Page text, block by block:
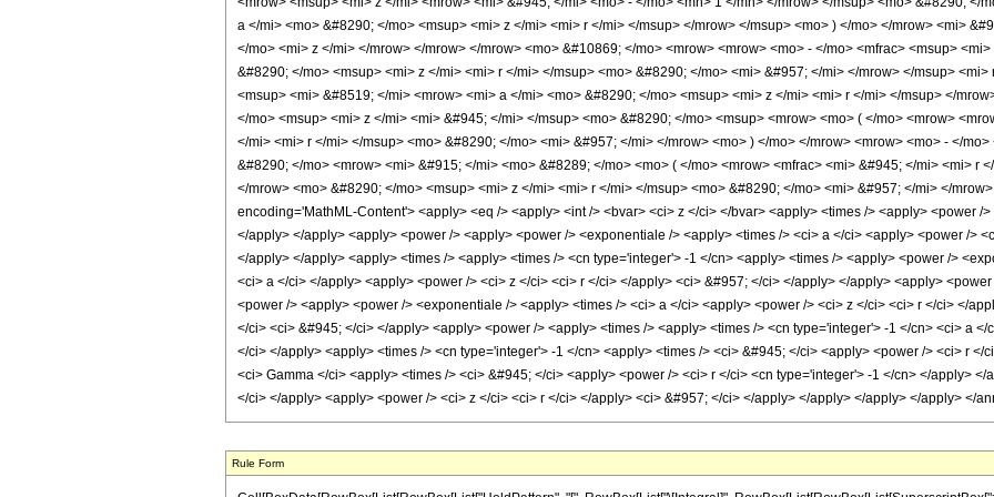
a </mi> <mo> &#8290; </mo> <msup> <mi> z </mi> <mi> r </mi> </msup> </mrow> </msup> <mo> ) </mo> </mrow> <mi>
</mo> <mi> z </mi> </mrow> </mrow> </mrow> <mo> &#10869; </mo> <mrow> <mrow> <mo> - </mo> <mfrac> <msup>
&#8290; </mo> <msup> <mi> z </mi> <mi> r </mi> </msup> <mo> &#8290; </mo> <mi> &#957; </mi> </mrow> </msup>
<msup> <mi> &#8519; </mi> <mrow> <mi> a </mi> <mo> &#8290; </mo> <msup> <mi> z </mi> <mi> r </mi> </msup> </
</mo> <msup> <mi> z </mi> <mi> &#945; </mi> </msup> <mo> &#8290; </mo> <msup> <mrow> <mo> ( </mo> <mrow>
</mi> <mi> r </mi> </msup> <mo> &#8290; </mo> <mi> &#957; </mi> </mrow> <mo> ) </mo> </mrow> <mrow> <mo> - </
&#8290; </mo> <mrow> <mi> &#915; </mi> <mo> &#8289; </mo> <mo> ( </mo> <mrow> <mfrac> <mi> &#945; </mi> <mi> r
</mrow> <mo> &#8290; </mo> <msup> <mi> z </mi> <mi> r </mi> </msup> <mo> &#8290; </mo> <mi> &#957; </mi> </
encoding='MathML-Content'> <apply> <eq /> <apply> <int /> <bvar> <ci> z </ci> </bvar> <apply> <times /> <apply> <power
</apply> </apply> <apply> <power /> <apply> <power /> <exponentiale /> <apply> <times /> <ci> a </ci> <apply> <power />
</apply> </apply> <apply> <times /> <apply> <times /> <cn type='integer'> -1 </cn> <apply> <times /> <apply> <power />
<ci> a </ci> </apply> <apply> <power /> <ci> z </ci> <ci> r </ci> </apply> <ci> &#957; </ci> </apply> </apply> <apply>
<power /> <apply> <power /> <exponentiale /> <apply> <times /> <ci> a </ci> <apply> <power /> <ci> z </ci> <ci> r </ci> </
</ci> <ci> &#945; </ci> </apply> <apply> <power /> <apply> <times /> <apply> <times /> <cn type='integer'> -1 </cn> <ci> a
</ci> </apply> <apply> <times /> <cn type='integer'> -1 </cn> <apply> <times /> <ci> &#945; </ci> <apply> <power /> <ci> r
<ci> Gamma </ci> <apply> <times /> <ci> &#945; </ci> <apply> <power /> <ci> r </ci> <cn type='integer'> -1 </cn> </apply>
</ci> </apply> <apply> <power /> <ci> z </ci> <ci> r </ci> </apply> <ci> &#957; </ci> </apply> </apply> </apply> </apply> </
Rule Form